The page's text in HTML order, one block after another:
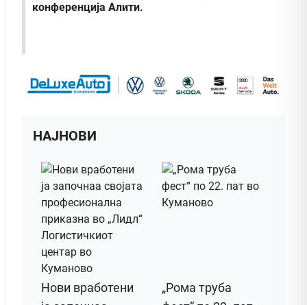
конференција Алити.
НАЈНОВИ
Нови вработени
„Рома труба